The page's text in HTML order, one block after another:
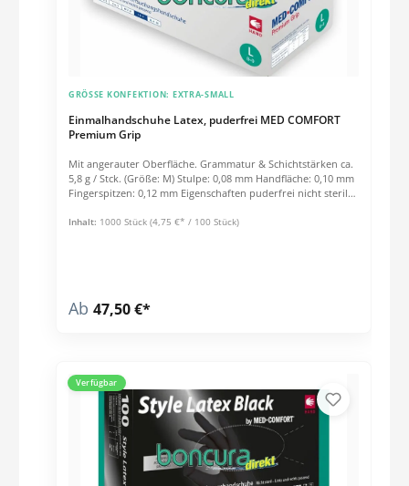
Einmalhandschuhe Latex, puderfrei MED COMFORT
Premium Grip
GRÖSSE KONFEKTION: EXTRA-SMALL
Mit angerauter Oberfläche. Grammatur & Schichtstärken ca.
5,8 g / Stck. (Größe: M) Stulpe: 0,08 mm Handfläche: 0,10 mm
Fingerspitzen: 0,12 mm Eigenschaften puderfrei nicht steril
III Medizinprodukt nach Klasse 1 EN 374-5:2016 EN 420:2010
Inhalt: 1000 Stück (4,75 €* / 100 Stück)
Ab 47,50 €*
Verfügbar